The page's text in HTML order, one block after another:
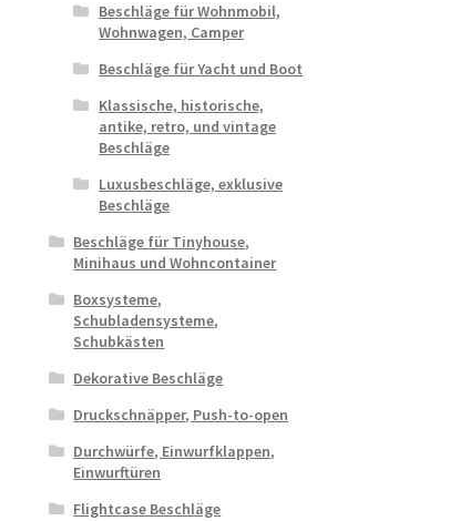
Beschläge für Wohnmobil,
Wohnwagen, Camper
Beschläge für Yacht und Boot
Klassische, historische,
antike, retro, und vintage
Beschläge
Luxusbeschläge, exklusive
Beschläge
Beschläge für Tinyhouse,
Minihaus und Wohncontainer
Boxsysteme,
Schubladensysteme,
Schubkästen
Dekorative Beschläge
Druckschnäpper, Push-to-open
Durchwürfe, Einwurfklappen,
Einwurftüren
Flightcase Beschläge